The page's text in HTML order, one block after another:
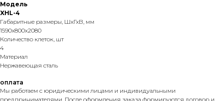
Модель
XHL-4
Габаритные размеры, ШхГхВ, мм
1590x800x2080
Количество клеток, шт
4
Материал
Нержавеющая сталь
оплата
Мы работаем с юридическими лицами и индивидуальными
предпринимателями. После оформления заказа формируются договор и